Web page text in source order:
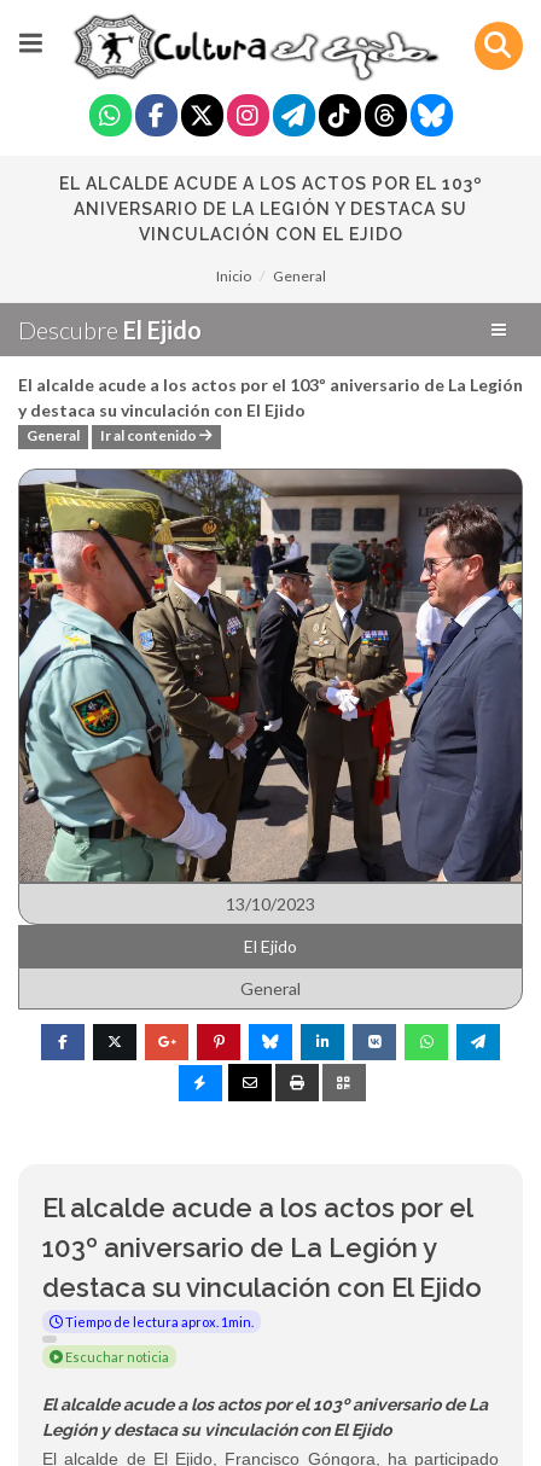
EL ALCALDE ACUDE A LOS ACTOS POR EL 103º
ANIVERSARIO DE LA LEGIÓN Y DESTACA SU
VINCULACIÓN CON EL EJIDO
Inicio General
Descubre El Ejido
El alcalde acude a los actos por el 103º aniversario de La Legión
y destaca su vinculación con El Ejido
General Ir al contenido
13/10/2023
El Ejido
General
El alcalde acude a los actos por el
103º aniversario de La Legión y
destaca su vinculación con El Ejido
Tiempo de lectura aprox. 1min.
Escuchar noticia
El alcalde acude a los actos por el 103º aniversario de La
Legión y destaca su vinculación con El Ejido
El alcalde de El Ejido, Francisco Góngora, ha participado